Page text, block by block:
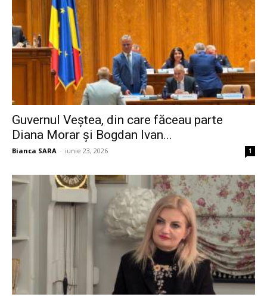
Guvernul Veștea, din care făceau parte
Diana Morar și Bogdan Ivan...
Bianca SARA - iunie 23, 2026 1